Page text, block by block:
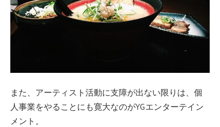
また、アーティスト活動に支障が出ない限りは、個
人事業をやることにも寛大なのがYGエンターテイン
メント。